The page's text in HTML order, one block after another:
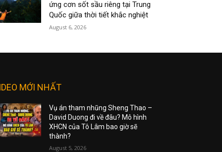
ứng cơn sốt sầu riêng tại Trung
Quốc giữa thời tiết khắc nghiệt
August 6, 2026
MỚI NHẤT
Vụ án tham nhũng Sheng Thao –
David Duong đi về đâu? Mô hình
XHCN của Tô Lâm bao giờ sẽ
thành?
August 5, 2026